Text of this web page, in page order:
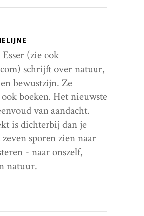
(zie ook
schrijft over natuur,
bewustzijn. Ze
boeken. Het nieuwste
van aandacht.
is dichterbij dan je
sporen zien naar
- naar onszelf,
natuur.